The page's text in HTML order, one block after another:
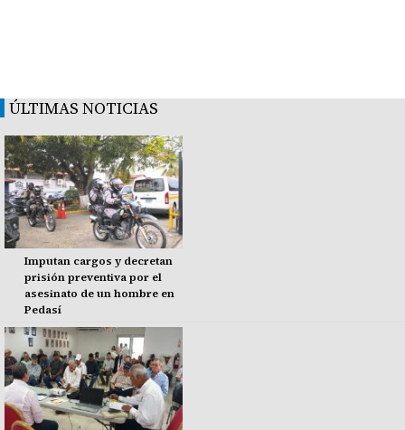
ÚLTIMAS NOTICIAS
Imputan cargos y decretan
prisión preventiva por el
asesinato de un hombre en
Pedasí